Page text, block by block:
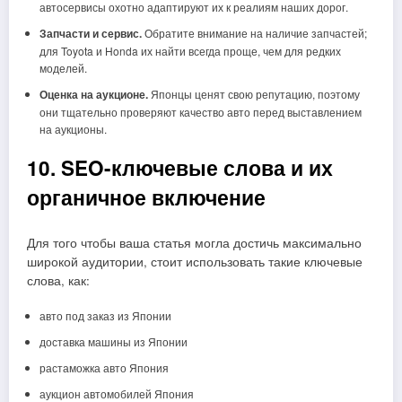
автосервисы охотно адаптируют их к реалиям наших дорог.
Запчасти и сервис.Обратите внимание на наличие запчастей;
для Toyota и Honda их найти всегда проще, чем для редких
моделей.
Оценка на аукционе.Японцы ценят свою репутацию, поэтому
они тщательно проверяют качество авто перед выставлением
на аукционы.
10. SEO-ключевые слова и их
органичное включение
Для того чтобы ваша статья могла достичь максимально
широкой аудитории, стоит использовать такие ключевые
слова, как:
авто под заказ из Японии
доставка машины из Японии
растаможка авто Япония
аукцион автомобилей Япония